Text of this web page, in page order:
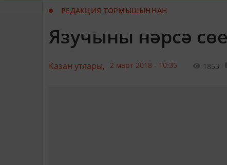
РЕДАКЦИЯ ТОРМЫШЫННАН
Язучыны нәрсә
Казан утлары, 2 март 2018 - 10:35 1853